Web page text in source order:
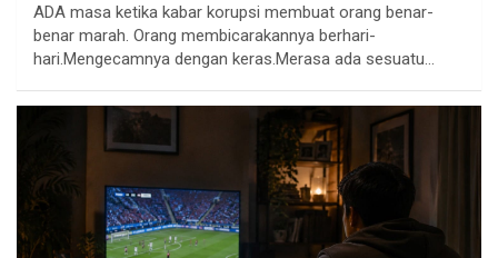
ADA masa ketika kabar korupsi membuat orang benar-
benar marah. Orang membicarakannya berhari-
hari.Mengecamnya dengan keras.Merasa ada sesuatu…